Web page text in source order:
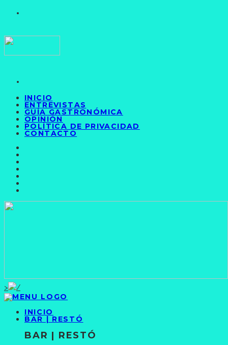
INICIO
ENTREVISTAS
GUÍA GASTRONÓMICA
OPINIÓN
POLÍTICA DE PRIVACIDAD
CONTACTO
>
INICIO
BAR | RESTÓ
BAR | RESTÓ